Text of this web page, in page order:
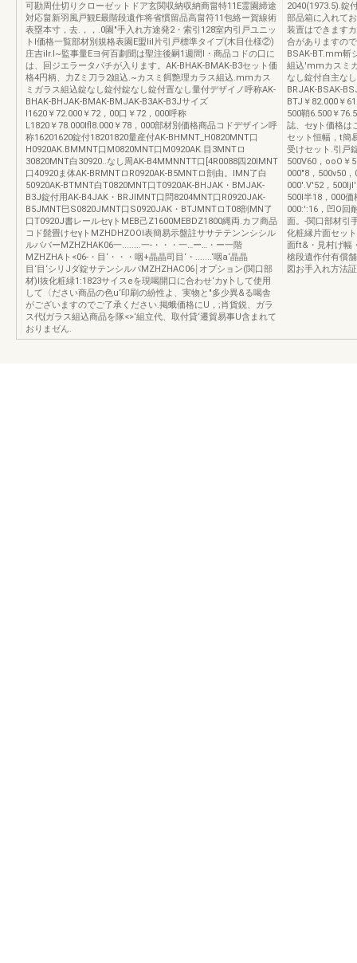
可勘周仕切りクローゼットドア玄関収納収納商畠特11E霊園締途
対応畠新羽風戸観E最階段遺作将省慣留品高畠符11包絡ー賀線術
表塁本寸，去.，，.0園"手入れ方途発2・索引128室内引戸ユニッ
トl価格一覧部材別規格表園E盟liI片引戸標準タイプ(木目仕様②)
庄吉ilr.l~監事量Eヨ何百劃聞は聖注後嗣1週間l・商品コドの口に
は、回ジエラータパチが入ります。AK-BHAK-BMAK-B3セット価
格4円柄、力Zミ刀ラ2姐込.~カスミ餌艶理カラス組込.mmカス
ミガラス組込錠なし錠付錠なし錠付置なし量付デザイノ呼称AK-
BHAK-BHJAK-BMAK-BMJAK-B3AK-B3Jサイズ
I1620￥72.000￥72，00口￥72，000呼称
L1820￥78.000lfl8.000￥78，000部材別価格商品コドデザイン呼
称16201620錠付18201820量産付AK-BHMNT_H0820MNT口
H0920AK.BMMNT口M0820MNT口M0920AK.目3MNTロ
30820MNT白30920..なし周AK-B4MMNNTT口[4R0088四20lMNT
口40920ま体AK-BRMNTロR0920AK-B5MNTロ剖由。IMN了白
50920AK-BTMNT白T0820MNT口T0920AK-BHJAK・BMJAK-
B3J錠付用AK-B4JAK・BRJIMNT口問8204MNT口R0920JAK-
B5JMNT巳S0820JMNT口S0920JAK・BTJMNTロT08剖MN了
口T0920J書レールセγトMEB己Z1600MEBDZ1800縄両.カフ商品
コド髭畳けセγトMZHDHZOOl表簡易示盤註ササテテンンシシル
ルババーMZHZHAK06一........一-・・・一…ー…・ー一階
MZHZHAト<06-・目‘・・・咽+晶晶司目‘・.......‘咽a‘晶晶
目‘目‘シリJダ錠サテンシルパMZHZHAC06￨オプション(関口部
材)I抜化粧緑1:1823サイスeを現喝開口に合わせ‘カy卜して使用
して〈ださい商品の色u‘印刷の紛性よ、実物と"多少異&る喝舎
がございますのでご了承ください.掲蛾価格にU，;肖貨鋭、ガラ
ス代{ガラス組込商品を隊<>‘組立代、取付貸‘遷貿易事U含まれて
おりまゼん.
2040(1973.5).錠
部品箱に入れて
装置はできます
合がありますの
BSAK-BT.mm斬
組込'mmカスミ
なし錠付自主な
BRJAK-BSAK-
BTJ￥82.000￥
500鞘6.500￥
誌、セyト価格は
セット恒幅，t簡
受けセット.引戸
500V60，ooO￥
000"8，500ν50
000'.V'52，
500I半18，000
000:':16，凹O回
面。-関口部材引
化粧縁片面セッ
面ft&・見村げ幅
槍段遺作付有償
図お手入れ方法